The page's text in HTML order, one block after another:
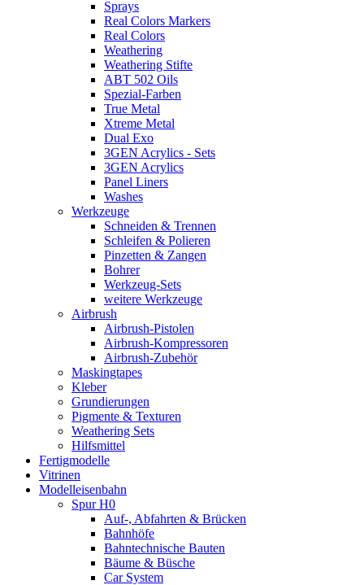
Sprays
Real Colors Markers
Real Colors
Weathering
Weathering Stifte
ABT 502 Oils
Spezial-Farben
True Metal
Xtreme Metal
Dual Exo
3GEN Acrylics - Sets
3GEN Acrylics
Panel Liners
Washes
Werkzeuge
Schneiden & Trennen
Schleifen & Polieren
Pinzetten & Zangen
Bohrer
Werkzeug-Sets
weitere Werkzeuge
Airbrush
Airbrush-Pistolen
Airbrush-Kompressoren
Airbrush-Zubehör
Maskingtapes
Kleber
Grundierungen
Pigmente & Texturen
Weathering Sets
Hilfsmittel
Fertigmodelle
Vitrinen
Modelleisenbahn
Spur H0
Auf-, Abfahrten & Brücken
Bahnhöfe
Bahntechnische Bauten
Bäume & Büsche
Car System